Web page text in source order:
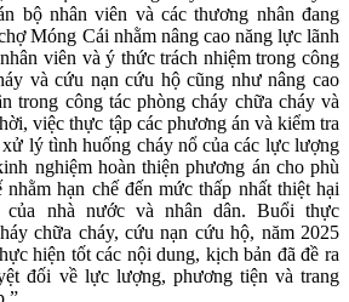
bộ nhân viên và các thương nhân đang
Móng Cái nhằm nâng cao năng lực lãnh
viên và ý thức trách nhiệm trong công
và cứu nạn cứu hộ cũng như nâng cao
trong công tác phòng cháy chữa cháy và
việc thực tập các phương án và kiểm tra
lý tình huống cháy nổ của các lực lượng
nghiệm hoàn thiện phương án cho phù
hạn chế đến mức thấp nhất thiệt hại
nhà nước và nhân dân. Buổi thực
chữa cháy, cứu nạn cứu hộ, năm 2025
hiện tốt các nội dung, kịch bản đã đề ra
đối về lực lượng, phương tiện và trang